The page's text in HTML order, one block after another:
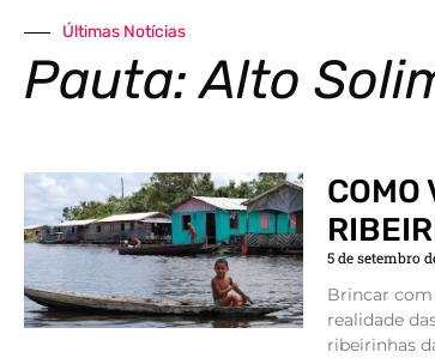
Últimas Notícias
Pauta: Alto
COMO
5 de setembro
Brincar com
realidade
ribeirinhas